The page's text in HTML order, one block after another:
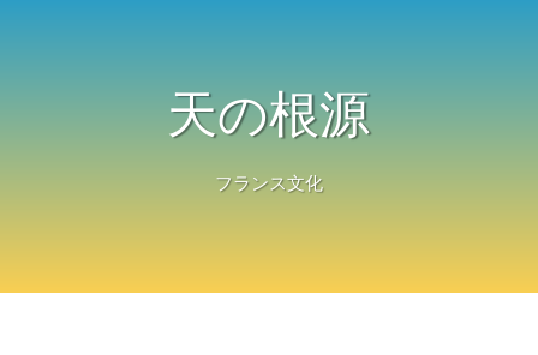
天の根源
フランス文化